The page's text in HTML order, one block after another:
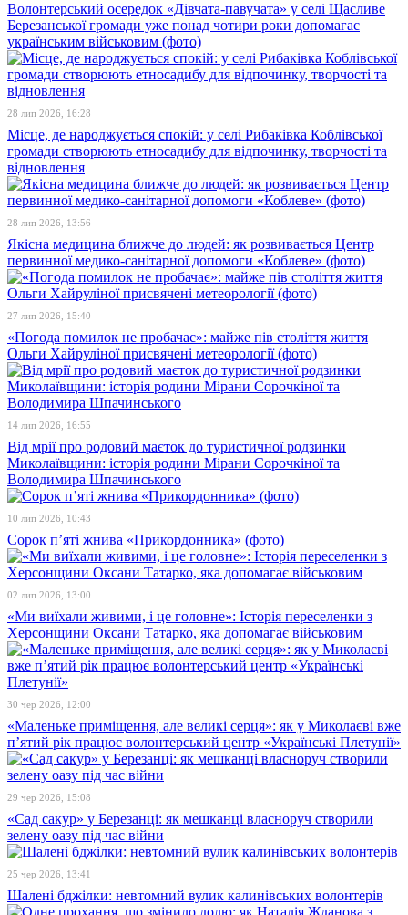
Волонтерський осередок «Дівчата-павучата» у селі Щасливе
Березанської громади уже понад чотири роки допомагає
українським військовим (фото)
28 лип 2026, 16:28
Місце, де народжується спокій: у селі Рибаківка Коблівської
громади створюють етносадибу для відпочинку, творчості та
відновлення
28 лип 2026, 13:56
Якісна медицина ближче до людей: як розвивається Центр
первинної медико-санітарної допомоги «Коблеве» (фото)
27 лип 2026, 15:40
«Погода помилок не пробачає»: майже пів століття життя
Ольги Хайруліної присвячені метеорології (фото)
14 лип 2026, 16:55
Від мрії про родовий маєток до туристичної родзинки
Миколаївщини: історія родини Мірани Сорочкіної та
Володимира Шпачинського
10 лип 2026, 10:43
Сорок п’яті жнива «Прикордонника» (фото)
02 лип 2026, 13:00
«Ми виїхали живими, і це головне»: Історія переселенки з
Херсонщини Оксани Татарко, яка допомагає військовим
30 чер 2026, 12:00
«Маленьке приміщення, але великі серця»: як у Миколаєві вже
п’ятий рік працює волонтерський центр «Українські Плетунії»
29 чер 2026, 15:08
«Сад сакур» у Березанці: як мешканці власноруч створили
зелену оазу під час війни
25 чер 2026, 13:41
Шалені бджілки: невтомний вулик калинівських волонтерів